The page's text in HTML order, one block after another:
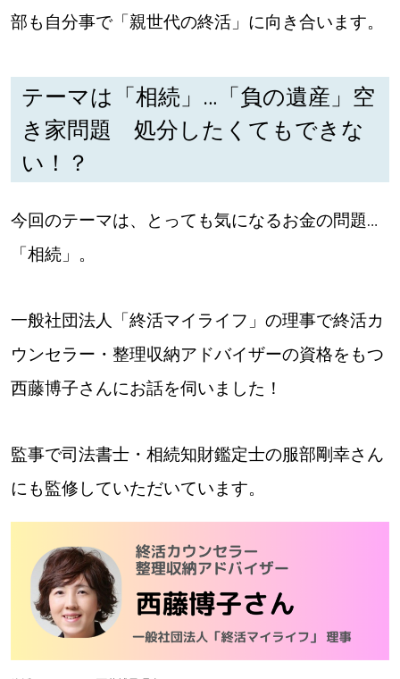
明日への”きっかけ”WEBマガジン
パートナーメディア Sitakkeパートナー
情報提供・お問い合わせ 利用規約
閉じる
【道北のお気に入りを見つけたい】
部も自分事で「親世代の終活」に向き合います。
テーマは「相続」…「負の遺産」空
き家問題 処分したくてもできな
い！？
今回のテーマは、とっても気になるお金の問題…
「相続」。
一般社団法人「終活マイライフ」の理事で終活カ
ウンセラー・整理収納アドバイザーの資格をもつ
西藤博子さんにお話を伺いました！
監事で司法書士・相続知財鑑定士の服部剛幸さん
にも監修していただいています。